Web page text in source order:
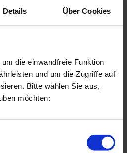
Details Über Cookies
die einwandfreie Funktion
und um die Zugriffe auf
Bitte wählen Sie aus,
möchten:
individuelle
basierte Hautstraffungen
keine OP.
zu den